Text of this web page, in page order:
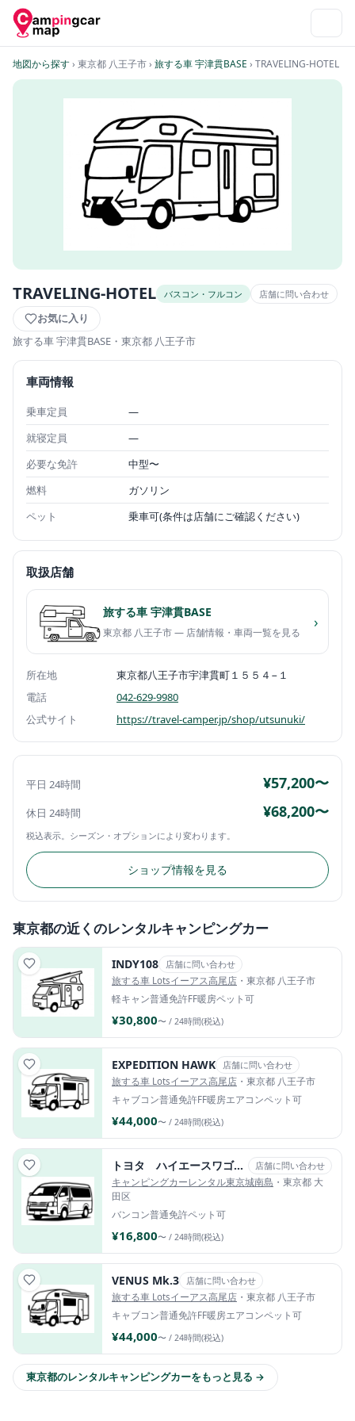
地図から探す› 東京都 八王子市› 旅する車 宇津貫BASE › TRAVELING-HOTEL
TRAVELING-HOTEL バスコン・フルコン 店舗に問い合わせ
お気に入り
旅する車 宇津貫BASE ・東京都 八王子市
車両情報
乗車定員
—
就寝定員
—
必要な免許
中型〜
燃料
ガソリン
ペット
乗車可(条件は店舗にご確認ください)
取扱店舗
旅する車 宇津貫BASE
東京都 八王子市 — 店舗情報・車両一覧を見る
›
所在地
東京都八王子市宇津貫町１５５４−１
電話
042-629-9980
公式サイト
https://travel-camper.jp/shop/utsunuki/
平日 24時間 ¥57,200〜
休日 24時間 ¥68,200〜
税込表示。シーズン・オプションにより変わります。
ショップ情報を見る
東京都の近くのレンタルキャンピングカー
INDY108 店舗に問い合わせ
旅する車 Lotsイーアス高尾店 ・東京都 八王子市
軽キャン普通免許FF暖房ペット可
¥30,800〜 / 24時間(税込)
EXPEDITION HAWK 店舗に問い合わせ
旅する車 Lotsイーアス高尾店 ・東京都 八王子市
キャブコン普通免許FF暖房エアコンペット可
¥44,000〜 / 24時間(税込)
トヨタ ハイエースワゴンGL 店舗に問い合わせ
キャンピングカーレンタル東京城南島 ・東京都 大
田区
バンコン普通免許ペット可
¥16,800〜 / 24時間(税込)
VENUS Mk.3 店舗に問い合わせ
旅する車 Lotsイーアス高尾店 ・東京都 八王子市
キャブコン普通免許FF暖房エアコンペット可
¥44,000〜 / 24時間(税込)
東京都のレンタルキャンピングカーをもっと見る →